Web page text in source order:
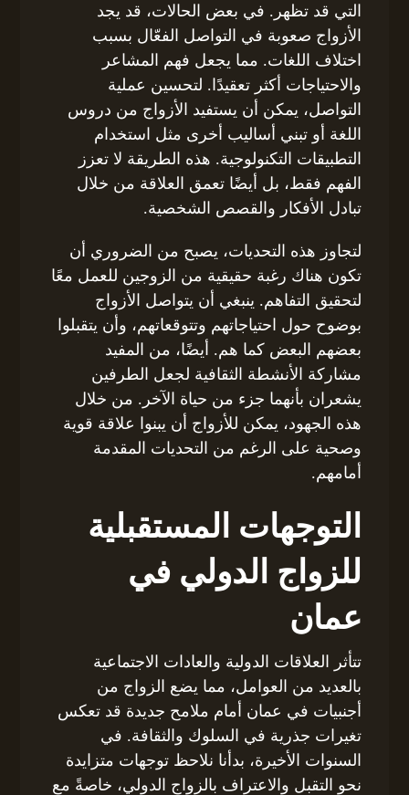
التي قد تظهر. في بعض الحالات، قد يجد
الأزواج صعوبة في التواصل الفعّال بسبب
اختلاف اللغات. مما يجعل فهم المشاعر
والاحتياجات أكثر تعقيدًا. لتحسين عملية
التواصل، يمكن أن يستفيد الأزواج من دروس
اللغة أو تبني أساليب أخرى مثل استخدام
التطبيقات التكنولوجية. هذه الطريقة لا تعزز
الفهم فقط، بل أيضًا تعمق العلاقة من خلال
تبادل الأفكار والقصص الشخصية.
لتجاوز هذه التحديات، يصبح من الضروري أن
تكون هناك رغبة حقيقية من الزوجين للعمل معًا
لتحقيق التفاهم. ينبغي أن يتواصل الأزواج
بوضوح حول احتياجاتهم وتتوقعاتهم، وأن يتقبلوا
بعضهم البعض كما هم. أيضًا، من المفيد
مشاركة الأنشطة الثقافية لجعل الطرفين
يشعران بأنهما جزء من حياة الآخر. من خلال
هذه الجهود، يمكن للأزواج أن يبنوا علاقة قوية
وصحية على الرغم من التحديات المقدمة
أمامهم.
التوجهات المستقبلية
للزواج الدولي في
عمان
تتأثر العلاقات الدولية والعادات الاجتماعية
بالعديد من العوامل، مما يضع الزواج من
أجنبيات في عمان أمام ملامح جديدة قد تعكس
تغيرات جذرية في السلوك والثقافة. في
السنوات الأخيرة، بدأنا نلاحظ توجهات متزايدة
نحو التقبل والاعتراف بالزواج الدولي، خاصةً مع